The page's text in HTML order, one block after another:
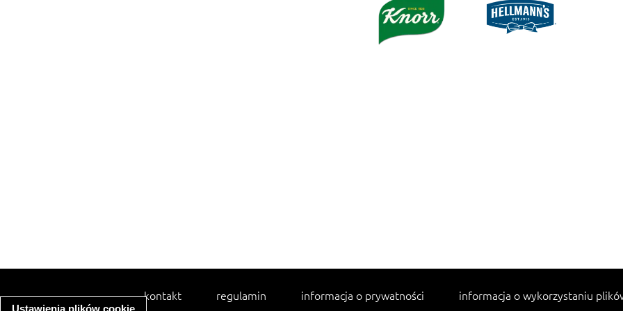
Ustawienia plików cookie
kontakt regulamin informacja o prywatności informacja o wykorzystaniu